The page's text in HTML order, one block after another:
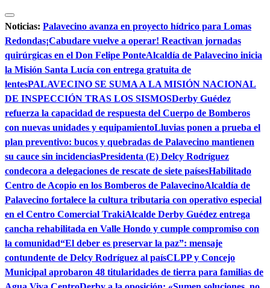
Saltar
al
contenido
Noticias: Palavecino avanza en proyecto hídrico para Lomas
Redondas¡Cabudare vuelve a operar! Reactivan jornadas
quirúrgicas en el Don Felipe PonteAlcaldía de Palavecino inicia
la Misión Santa Lucía con entrega gratuita de
lentesPALAVECINO SE SUMA A LA MISIÓN NACIONAL
DE INSPECCIÓN TRAS LOS SISMOSDerby Guédez
refuerza la capacidad de respuesta del Cuerpo de Bomberos
con nuevas unidades y equipamientoLluvias ponen a prueba el
plan preventivo: bucos y quebradas de Palavecino mantienen
su cauce sin incidenciasPresidenta (E) Delcy Rodríguez
condecora a delegaciones de rescate de siete paísesHabilitado
Centro de Acopio en los Bomberos de PalavecinoAlcaldía de
Palavecino fortalece la cultura tributaria con operativo especial
en el Centro Comercial TrakiAlcalde Derby Guédez entrega
cancha rehabilitada en Valle Hondo y cumple compromiso con
la comunidad“El deber es preservar la paz”: mensaje
contundente de Delcy Rodríguez al paísCLPP y Concejo
Municipal aprobaron 48 titularidades de tierra para familias de